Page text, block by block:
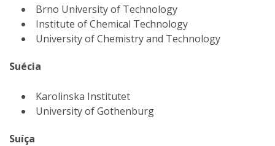
Brno University of Technology
Institute of Chemical Technology
University of Chemistry and Technology
Suécia
Karolinska Institutet
University of Gothenburg
Suíça